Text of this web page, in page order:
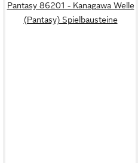
Pantasy 86201 - Kanagawa Welle
(Pantasy) Spielbausteine